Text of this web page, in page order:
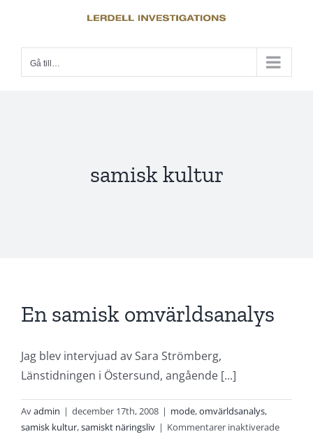
innehållet
Gå till…
samisk kultur
En samisk omvärldsanalys
Jag blev intervjuad av Sara Strömberg,
Länstidningen i Östersund, angående [...]
Avadmin | december 17th, 2008 | mode,omvärldsanalys,
samisk kultur,samiskt näringsliv | Kommentarer inaktiveradeför